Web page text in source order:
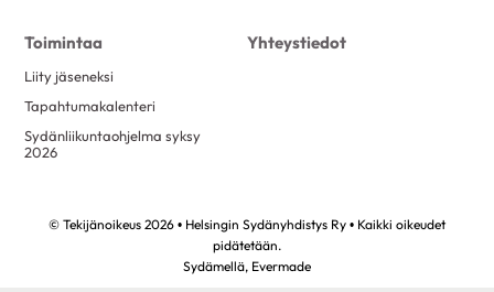
Toimintaa
Liity jäseneksi
Tapahtumakalenteri
Sydänliikuntaohjelma syksy
2026
Yhteystiedot
© Tekijänoikeus 2026 • Helsingin Sydänyhdistys Ry • Kaikki oikeudet
pidätetään.
Sydämellä, Evermade